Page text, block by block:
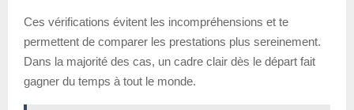
Ces vérifications évitent les incompréhensions et te
permettent de comparer les prestations plus sereinement.
Dans la majorité des cas, un cadre clair dès le départ fait
gagner du temps à tout le monde.